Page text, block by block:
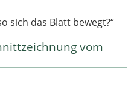
sich das Blatt bewegt?“
vom